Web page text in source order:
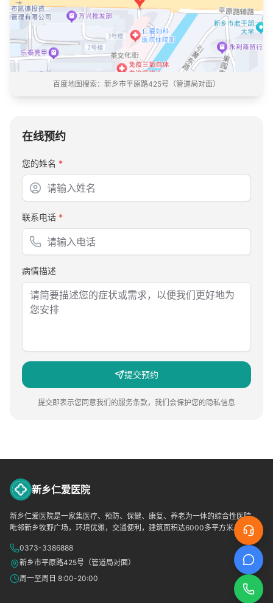
百度地图搜索： 新乡市平原路425号（管道局对面）
在线预约
您的姓名 *
联系电话 *
病情描述
提交预约
提交即表示您同意我们的服务条款，我们会保护您的隐私信息
新乡仁爱医院
新乡仁爱医院是一家集医疗、预防、保健、康复、养老为一体的综合性医院，
毗邻新乡牧野广场，环境优雅，交通便利，建筑面积达6000多平方米。
0373-3386888
新乡市平原路425号（管道局对面）
周一至周日 8:00-20:00